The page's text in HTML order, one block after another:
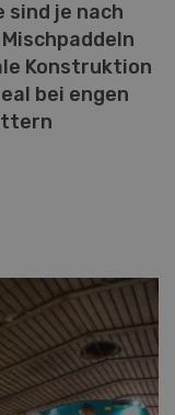
je nach
Konstruktion
bei engen